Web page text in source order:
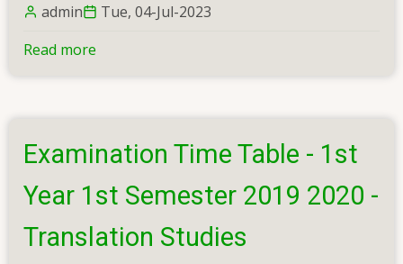
Year
admin
Tue, 04-Jul-2023
Read more
Forms
Re-
registration
for
4th
Year
Examination Time Table - 1st
Year 1st Semester 2019 2020 -
Translation Studies